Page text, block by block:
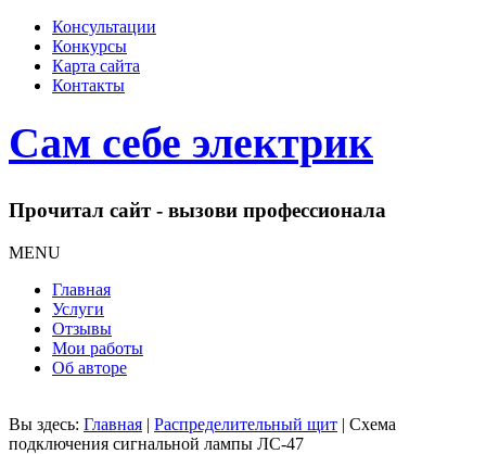
Консультации
Конкурсы
Карта сайта
Контакты
Сам себе электрик
Прочитал сайт - вызови профессионала
MENU
Главная
Услуги
Отзывы
Мои работы
Об авторе
Вы здесь: Главная | Распределительный щит | Схема
подключения сигнальной лампы ЛС-47